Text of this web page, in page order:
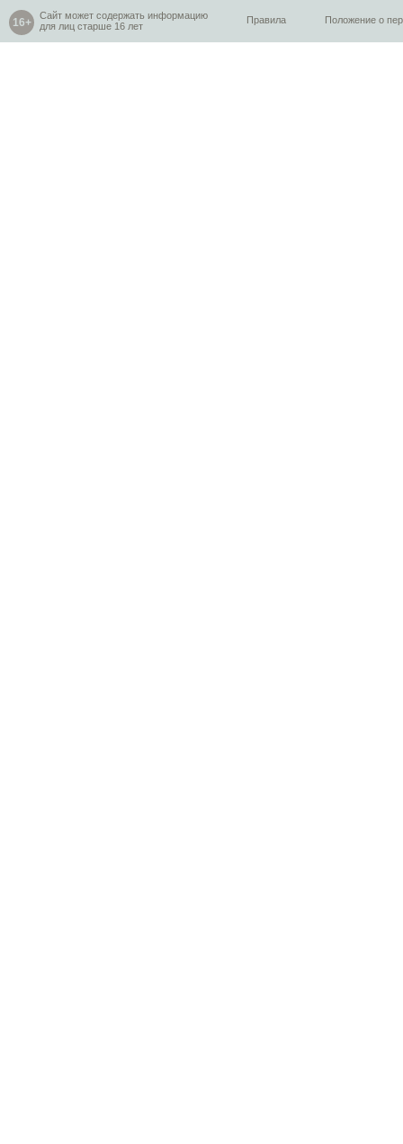
Сайт может содержать информацию
для лиц старше 16 лет
Правила Положение о